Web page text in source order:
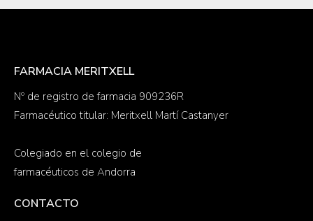
FARMACIA MERITXELL
Nº de registro de farmacia 909236R
Farmacéutico titular: Meritxell Martí Castanyer
Colegiado en el colegio de
farmacéuticos de Andorra
CONTACTO